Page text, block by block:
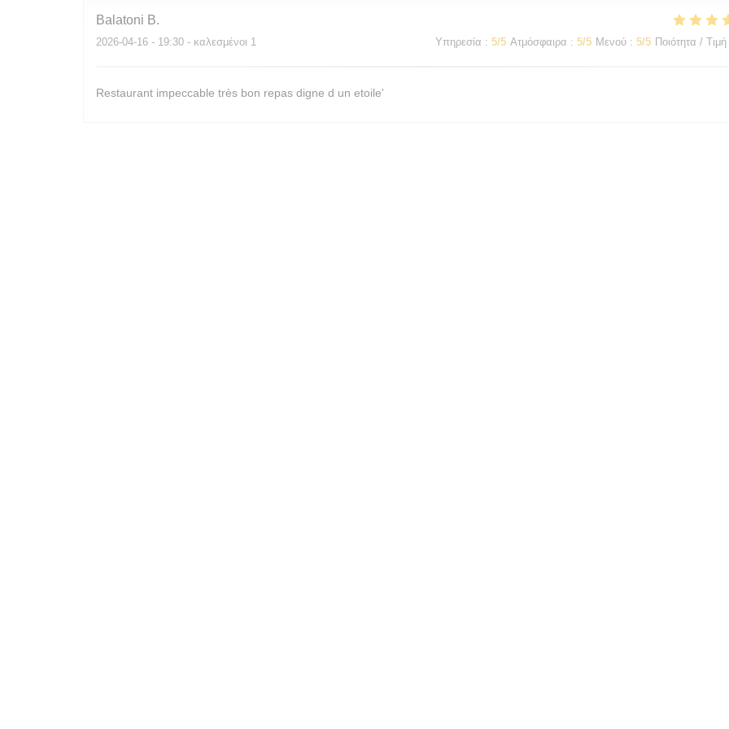
Balatoni B
2026-04-16 - 19:30 - καλεσμένοι 1 Υπηρεσία : 5/5 Ατμόσφαιρα : 5/5 Μενού : 5/5 Ποιότητα / Τιμή
Restaurant impeccable très bon repas digne d un etoile'